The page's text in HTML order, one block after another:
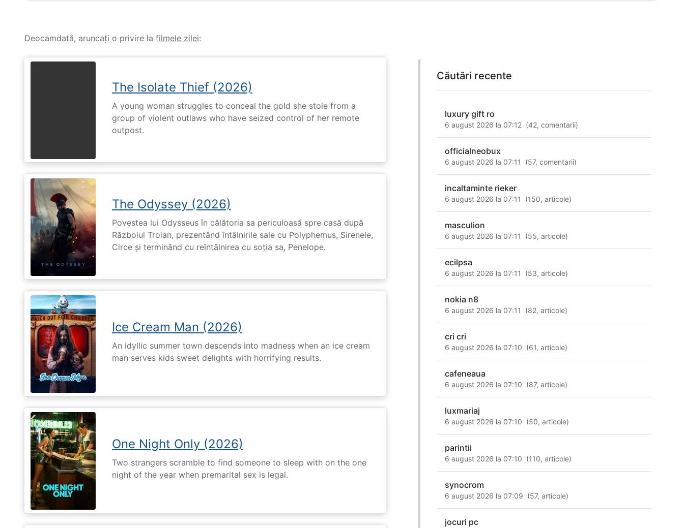
Deocamdată, aruncați o privire la filmele zilei:
The Isolate Thief (2026)
A young woman struggles to conceal the gold she stole from a
group of violent outlaws who have seized control of her remote
outpost.
The Odyssey (2026)
Povestea lui Odysseus în călătoria sa periculoasă spre casă după
Războiul Troian, prezentând întâlnirile sale cu Polyphemus, Sirenele,
Circe și terminând cu reîntâlnirea cu soția sa, Penelope.
Ice Cream Man (2026)
An idyllic summer town descends into madness when an ice cream
man serves kids sweet delights with horrifying results.
One Night Only (2026)
Two strangers scramble to find someone to sleep with on the one
night of the year when premarital sex is legal.
Căutări recente
luxury gift ro
6 august 2026 la 07:12 (42,comentarii)
officialneobux
6 august 2026 la 07:11 (57,comentarii)
incaltaminte rieker
6 august 2026 la 07:11 (150,articole)
masculion
6 august 2026 la 07:11 (55,articole)
ecilpsa
6 august 2026 la 07:11 (53,articole)
nokia n8
6 august 2026 la 07:11 (82,articole)
cri cri
6 august 2026 la 07:10 (61,articole)
cafeneaua
6 august 2026 la 07:10 (87,articole)
luxmariaj
6 august 2026 la 07:10 (50,articole)
parintii
6 august 2026 la 07:10 (110,articole)
synocrom
6 august 2026 la 07:09 (57,articole)
jocuri pc